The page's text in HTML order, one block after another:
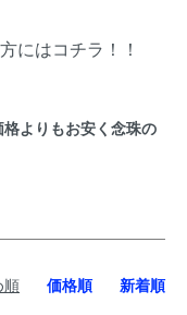
にはコチラ！！
よりもお安く念珠の
順 価格順 新着順